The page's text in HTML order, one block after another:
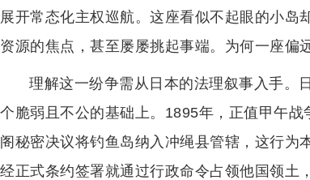
展开常态化主权巡航。这座看似不起眼的小
资源的焦点，甚至屡屡挑起事端。为何一座偏
理解这一纷争需从日本的法理叙事入手。
个脆弱且不公的基础上。1895年，正值甲午
阁秘密决议将钓鱼岛纳入冲绳县管辖，这行为
经正式条约签署就通过行政命令占领他国领土